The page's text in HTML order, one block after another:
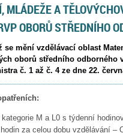
A
OBORŮ STŘEDNÍHO
mění vzdělávací oblast
oborů středního odborného
č. 1 až č. 4 ze dne 22.
M a L0 s týdenní
za celou dobu vzdělávání –